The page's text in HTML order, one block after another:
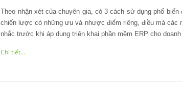
Theo nhận xét của chuyên gia, có 3 cách sử dụng phổ biến
chiến lược có những ưu và nhược điểm riêng, điều mà các
nhắc trước khi áp dụng triên khai phần mềm ERP cho doanh
Chi tiết...